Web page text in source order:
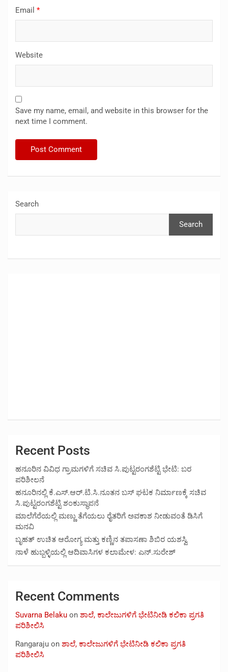
Email *
Website
Save my name, email, and website in this browser for the
next time I comment.
Search
Search
Recent Posts
ಹನೂರಿನ ವಿವಿಧ ಗ್ರಾಮಗಳಿಗೆ ಸಚಿವ ಸಿ.ಪುಟ್ಟರಂಗಶೆಟ್ಟಿ ಭೇಟಿ: ಬರ
ಪರಿಶೀಲನೆ
ಹನೂರಿನಲ್ಲಿ ಕೆ.ಎಸ್.ಆರ್.ಟಿ.ಸಿ.ನೂತನ ಬಸ್ ಘಟಕ ನಿರ್ಮಾಣಕ್ಕೆ ಸಚಿವ
ಸಿ.ಪುಟ್ಟರಂಗಶೆಟ್ಟಿ ಶಂಕುಸ್ಥಾಪನೆ
ಮಾಲೆಗೆರೆಯಲ್ಲಿ ಮಣ್ಣು ತೆಗೆಯಲು ರೈತರಿಗೆ ಅವಕಾಶ ನೀಡುವಂತೆ ಡಿಸಿಗೆ
ಮನವಿ
ಬೃಹತ್ ಉಚಿತ ಆರೋಗ್ಯ ಮತ್ತು ಕಣ್ಣಿನ ತಪಾಸಣಾ ಶಿಬಿರ ಯಶಸ್ವಿ
ನಾಳೆ ಹುಬ್ಬಳ್ಳಿಯಲ್ಲಿ ಆದಿವಾಸಿಗಳ ಕಲಾಮೇಳ: ಎನ್.ಸುರೇಶ್
Recent Comments
Suvarna Belaku on ಶಾಲೆ, ಕಾಲೇಜುಗಳಿಗೆ ಭೇಟಿನೀಡಿ ಕಲಿಕಾ ಪ್ರಗತಿ
ಪರಿಶೀಲಿಸಿ
Rangaraju on ಶಾಲೆ, ಕಾಲೇಜುಗಳಿಗೆ ಭೇಟಿನೀಡಿ ಕಲಿಕಾ ಪ್ರಗತಿ
ಪರಿಶೀಲಿಸಿ